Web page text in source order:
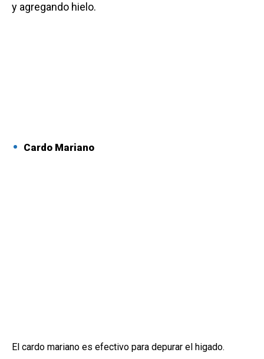
y agregando hielo.
Cardo Mariano
El cardo mariano es efectivo para depurar el higado.